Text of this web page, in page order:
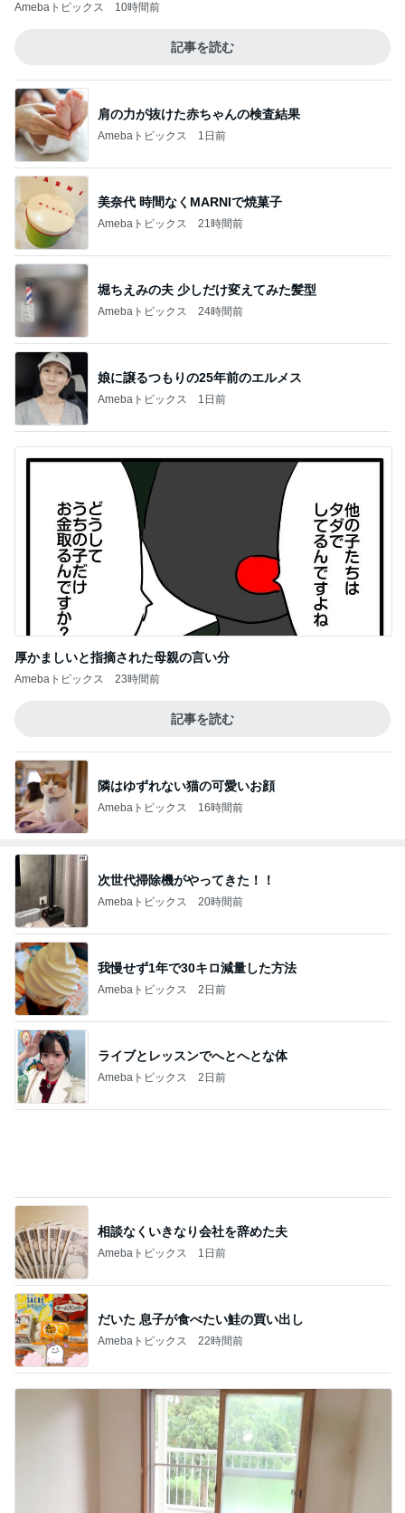
Amebaトピックス 10時間前
記事を読む
肩の力が抜けた赤ちゃんの検査結果
Amebaトピックス 1日前
美奈代 時間なくMARNIで焼菓子
Amebaトピックス 21時間前
堀ちえみの夫 少しだけ変えてみた髪型
Amebaトピックス 24時間前
娘に譲るつもりの25年前のエルメス
Amebaトピックス 1日前
厚かましいと指摘された母親の言い分
Amebaトピックス 23時間前
記事を読む
隣はゆずれない猫の可愛いお顔
Amebaトピックス 16時間前
次世代掃除機がやってきた！！
Amebaトピックス 20時間前
我慢せず1年で30キロ減量した方法
Amebaトピックス 2日前
ライブとレッスンでへとへとな体
Amebaトピックス 2日前
相談なくいきなり会社を辞めた夫
Amebaトピックス 1日前
だいた 息子が食べたい鮭の買い出し
Amebaトピックス 22時間前